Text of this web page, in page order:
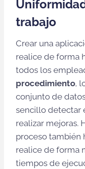
trabajo
Crear una
realice de forma
todos los
procedimiento,
conjunto de
sencillo detectar
realizar mejoras.
proceso también
realice de forma
tiempos de